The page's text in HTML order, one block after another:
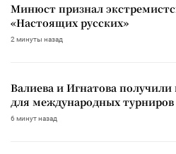
Минюст признал
«Настоящих русских»
2 минуты назад
Валиева и Игнатова
для международных турниров
6 минут назад